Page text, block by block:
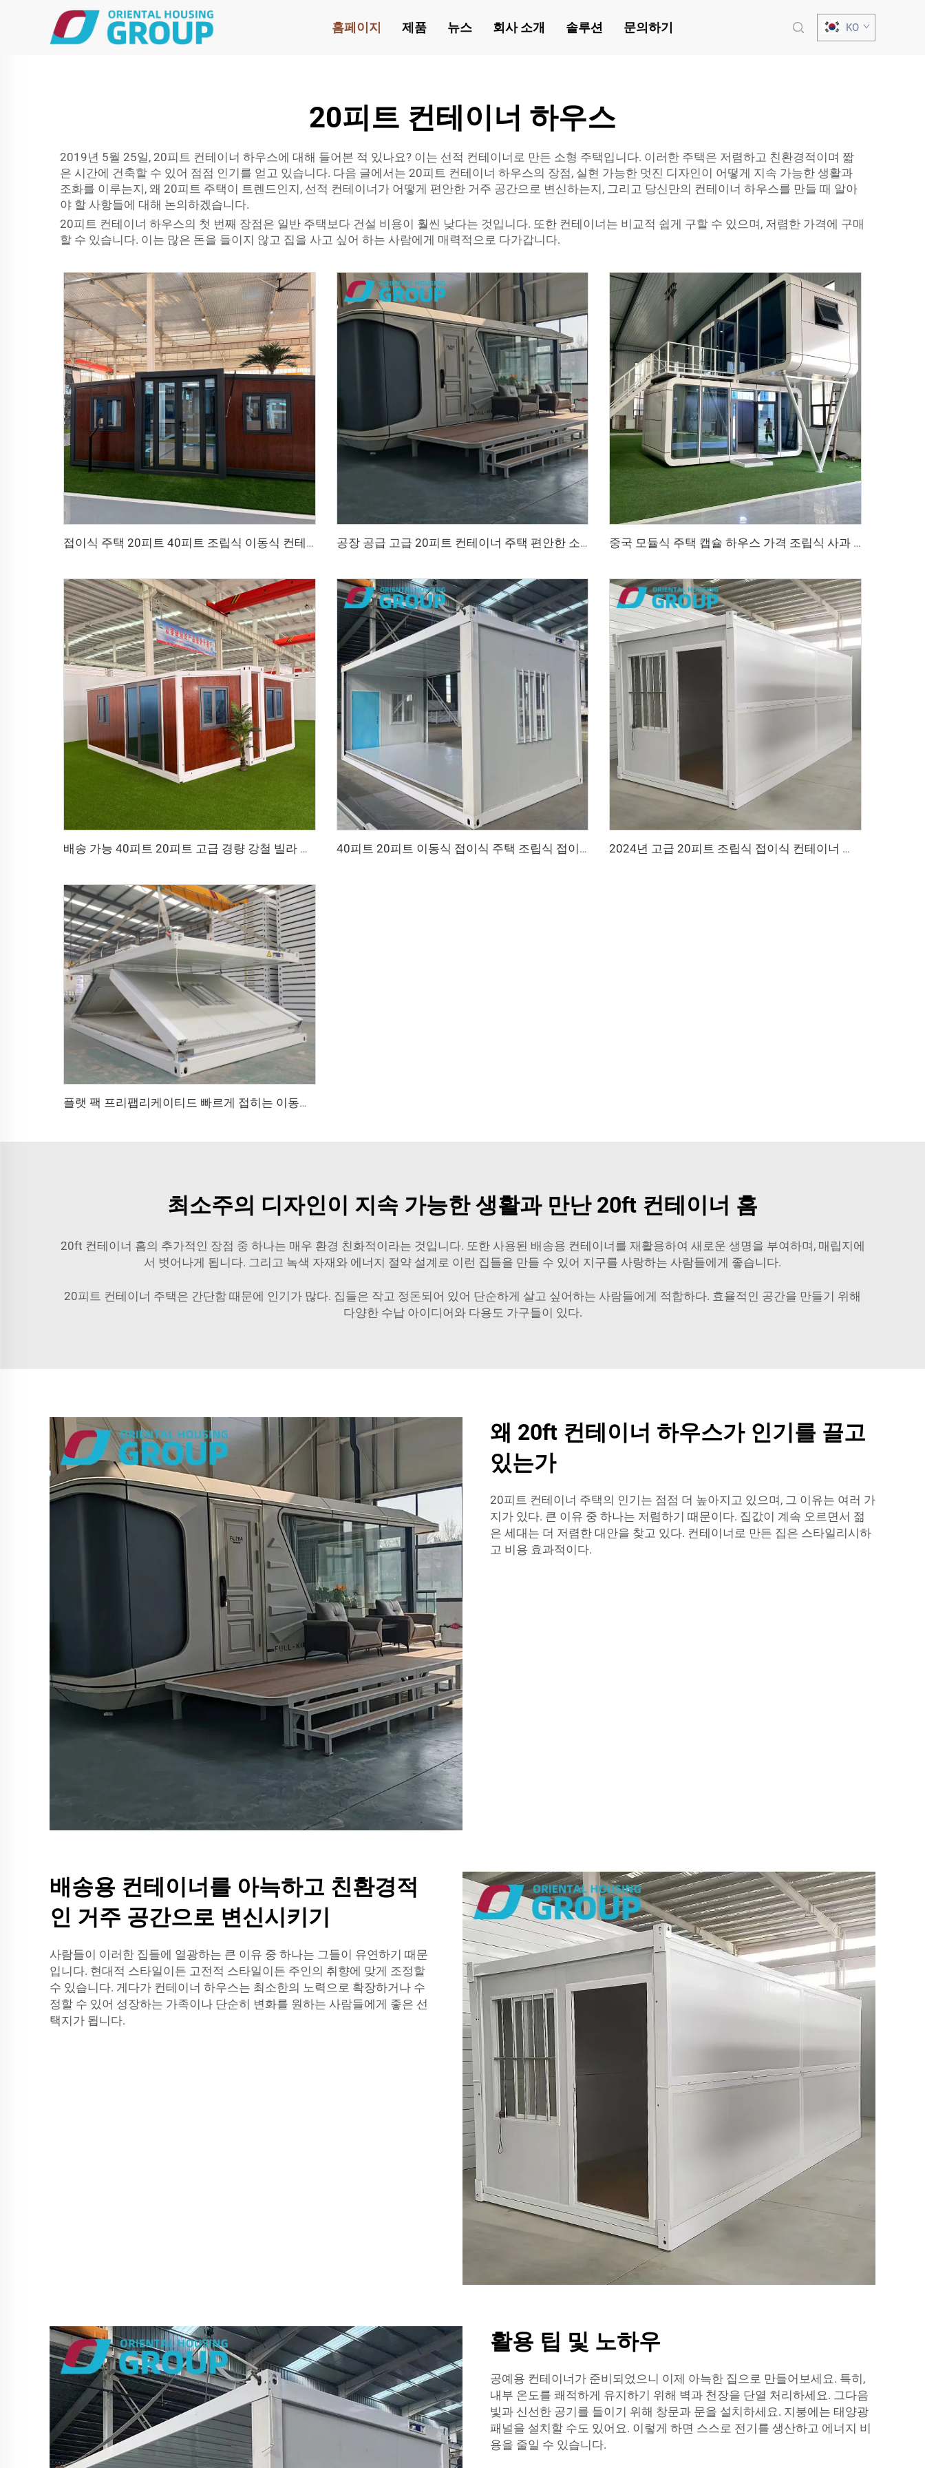
홈페이지 제품 뉴스 회사 소개 솔루션 문의하기 KO
20피트 컨테이너 하우스
2019년 5월 25일, 20피트 컨테이너 하우스에 대해 들어본 적 있나요? 이는 선적 컨테이너로 만든 소형 주택입니다. 이러한 주택은 저렴하고 친환경적이며 짧
은 시간에 건축할 수 있어 점점 인기를 얻고 있습니다. 다음 글에서는 20피트 컨테이너 하우스의 장점, 실현 가능한 멋진 디자인이 어떻게 지속 가능한 생활과
조화를 이루는지, 왜 20피트 주택이 트렌드인지, 선적 컨테이너가 어떻게 편안한 거주 공간으로 변신하는지, 그리고 당신만의 컨테이너 하우스를 만들 때 알아
야 할 사항들에 대해 논의하겠습니다.
20피트 컨테이너 하우스의 첫 번째 장점은 일반 주택보다 건설 비용이 훨씬 낮다는 것입니다. 또한 컨테이너는 비교적 쉽게 구할 수 있으며, 저렴한 가격에 구매
할 수 있습니다. 이는 많은 돈을 들이지 않고 집을 사고 싶어 하는 사람에게 매력적으로 다가갑니다.
접이식 주택 20피트 40피트 조립식 이동식 컨테이너 홈 확장형 이동식 주택 3베드룸 모듈식 조립식 확장형 주택 공장 공급 고급 20피트 컨테이너 주택 편안한 소형 우주 캡슐 하우스 조립식 강철 모듈형 침대 호텔 캐빈 사무실용 중국 모듈식 주택 캡슐 하우스 가격 조립식 사과 캐빈 판매 20피트
배송 가능 40피트 20피트 고급 경량 강철 빌라 욕실 완비 조립식 확장형 컨테이너 하우스 가격 조립식 주택 40피트 20피트 이동식 접이식 주택 조립식 접이식 룸 컨테이너 하우스 접이식 보관함 접이식 주택 판매 2024년 고급 20피트 조립식 접이식 컨테이너 하우스 조립식 주택 접이식 컨테이너 하우스 판매
플랫 팩 프리팹리케이티드 빠르게 접히는 이동식 모듈러 20ft 40ft 폴딩 모바일 컨테이너 미니 하우스 홈
최소주의 디자인이 지속 가능한 생활과 만난 20ft 컨테이너 홈
20ft 컨테이너 홈의 추가적인 장점 중 하나는 매우 환경 친화적이라는 것입니다. 또한 사용된 배송용 컨테이너를 재활용하여 새로운 생명을 부여하며, 매립지에
서 벗어나게 됩니다. 그리고 녹색 자재와 에너지 절약 설계로 이런 집들을 만들 수 있어 지구를 사랑하는 사람들에게 좋습니다.
20피트 컨테이너 주택은 간단함 때문에 인기가 많다. 집들은 작고 정돈되어 있어 단순하게 살고 싶어하는 사람들에게 적합하다. 효율적인 공간을 만들기 위해
다양한 수납 아이디어와 다용도 가구들이 있다.
왜 20ft 컨테이너 하우스가 인기를 끌고
있는가
20피트 컨테이너 주택의 인기는 점점 더 높아지고 있으며, 그 이유는 여러 가
지가 있다. 큰 이유 중 하나는 저렴하기 때문이다. 집값이 계속 오르면서 젊
은 세대는 더 저렴한 대안을 찾고 있다. 컨테이너로 만든 집은 스타일리시하
고 비용 효과적이다.
배송용 컨테이너를 아늑하고 친환경적
인 거주 공간으로 변신시키기
사람들이 이러한 집들에 열광하는 큰 이유 중 하나는 그들이 유연하기 때문
입니다. 현대적 스타일이든 고전적 스타일이든 주인의 취향에 맞게 조정할
수 있습니다. 게다가 컨테이너 하우스는 최소한의 노력으로 확장하거나 수
정할 수 있어 성장하는 가족이나 단순히 변화를 원하는 사람들에게 좋은 선
택지가 됩니다.
활용 팁 및 노하우
공예용 컨테이너가 준비되었으니 이제 아늑한 집으로 만들어보세요. 특히,
내부 온도를 쾌적하게 유지하기 위해 벽과 천장을 단열 처리하세요. 그다음
빛과 신선한 공기를 들이기 위해 창문과 문을 설치하세요. 지붕에는 태양광
패널을 설치할 수도 있어요. 이렇게 하면 스스로 전기를 생산하고 에너지 비
용을 줄일 수 있습니다.